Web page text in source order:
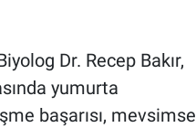
Dr. Recep Bakır,
yumurta
başarısı, mevsimsel